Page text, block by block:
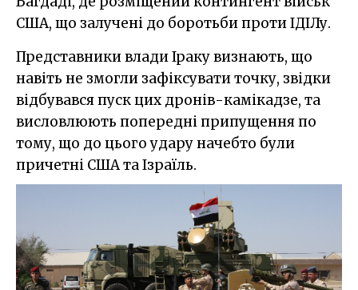
США, що залучені до боротьби проти ІДІЛу.
Представники влади Іраку визнають, що
навіть не змогли зафіксувати точку, звідки
відбувався пуск цих дронів-камікадзе, та
висловлюють попередні припущення по
тому, що до цього удару начебто були
причетні США та Ізраїль.